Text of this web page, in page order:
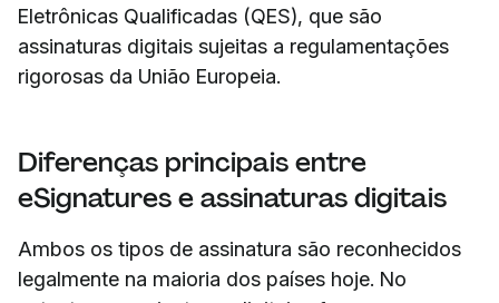
Eletrônicas Qualificadas (QES), que são
assinaturas digitais sujeitas a regulamentações
rigorosas da União Europeia.
Diferenças principais entre
eSignatures e assinaturas digitais
Ambos os tipos de assinatura são reconhecidos
legalmente na maioria dos países hoje. No